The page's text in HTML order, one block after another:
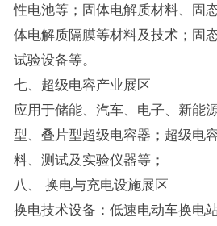
性电池等；固体电解质材料、固
体电解质隔膜等材料及技术；固
试验设备等。
七、超级电容产业展区
应用于储能、汽车、电子、新能
型、叠片型超级电容器；超级电
料、测试及实验仪器等；
八、 换电与充电设施展区
换电技术设备：低速电动车换电